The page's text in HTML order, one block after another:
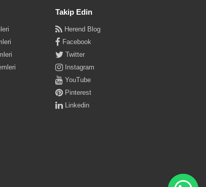
Takip Edin
Herend Blog
Facebook
Twitter
Instagram
YouTube
Pinterest
Linkedin